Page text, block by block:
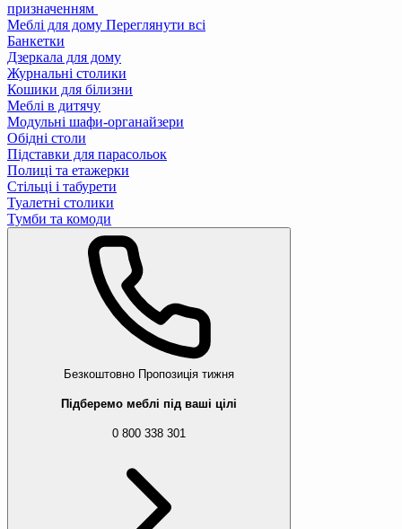
призначенням
Меблі для дому Переглянути всі
Банкетки
Дзеркала для дому
Журнальні столики
Кошики для білизни
Меблі в дитячу
Модульні шафи-органайзери
Обідні столи
Підставки для парасольок
Полиці та етажерки
Стільці і табурети
Туалетні столики
Тумби та комоди
Безкоштовно Пропозиція тижня
Підберемо меблі під ваші цілі
0 800 338 301